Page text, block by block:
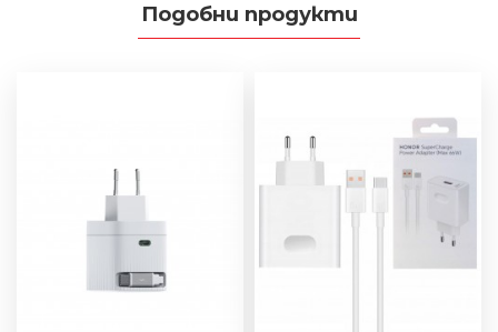
Подобни продукти